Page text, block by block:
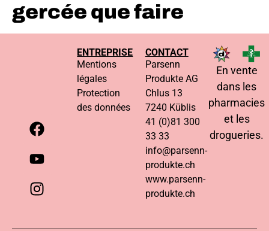
gercée que faire
ENTREPRISE
Mentions
légales
Protection
des données
CONTACT
Parsenn
Produkte AG
Chlus 13
7240 Küblis
41 (0)81 300
33 33
info@parsenn-
produkte.ch
www.parsenn-
produkte.ch
En vente
dans les
pharmacies
et les
drogueries.